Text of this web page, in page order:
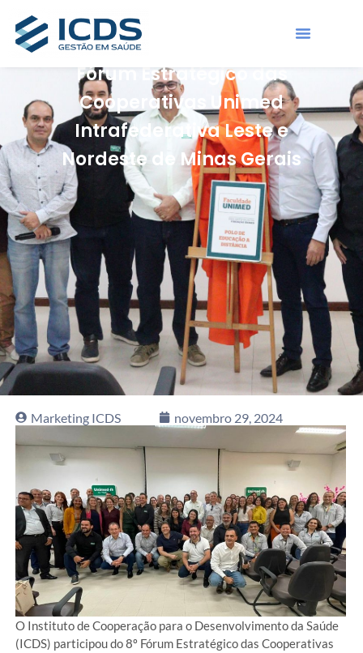
ICDS marca presença no 8º
Fórum Estratégico das
Cooperativas Unimed
Intrafederativa Leste e
Nordeste de Minas Gerais
Marketing ICDS novembro 29, 2024
O Instituto de Cooperação para o Desenvolvimento da Saúde
(ICDS) participou do 8º Fórum Estratégico das Cooperativas